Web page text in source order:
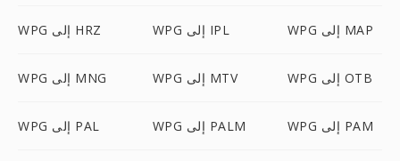
WPG إلى HRZ WPG إلى IPL WPG إلى MAP
WPG إلى MNG WPG إلى MTV WPG إلى OTB
WPG إلى PAL WPG إلى PALM WPG إلى PAM